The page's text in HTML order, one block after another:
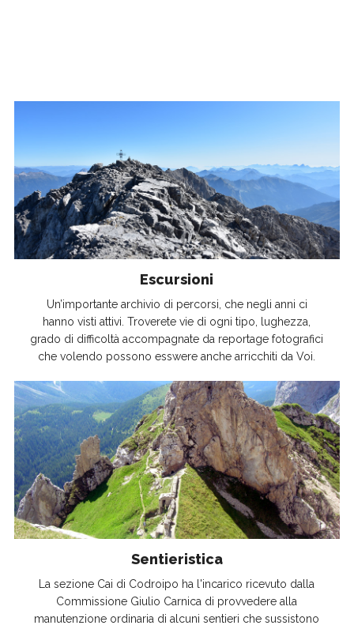
Escursioni
Un’importante archivio di percorsi, che negli anni ci
hanno visti attivi. Troverete vie di ogni tipo, lughezza,
grado di difficoltà accompagnate da reportage fotografici
che volendo possono esswere anche arricchiti da Voi.
Sentieristica
La sezione Cai di Codroipo ha l'incarico ricevuto dalla
Commissione Giulio Carnica di provvedere alla
manutenzione ordinaria di alcuni sentieri che sussistono